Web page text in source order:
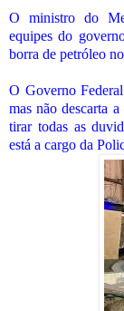
O ministro do
equipes do
borra de petróleo
O Governo
mas não descarta
tirar todas as
está a cargo da